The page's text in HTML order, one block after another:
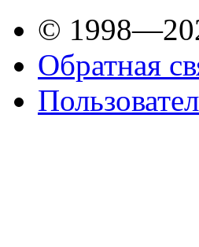
©
Обратная